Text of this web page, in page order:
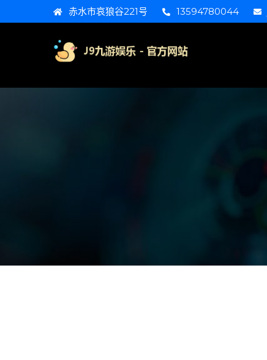
赤水市哀狼谷221号 13594780044